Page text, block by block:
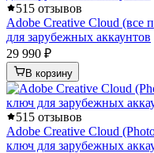
515 отзывов
Adobe Creative Cloud
для зарубежных аккаунтов
29 990 ₽
В корзину
515 отзывов
Adobe Creative Cloud
ключ для зарубежных